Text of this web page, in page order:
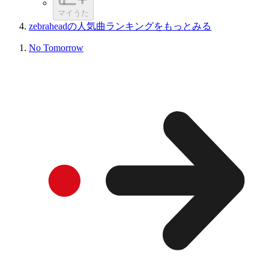
マイうた
zebraheadの人気曲ランキングをもっとみる
No Tomorrow